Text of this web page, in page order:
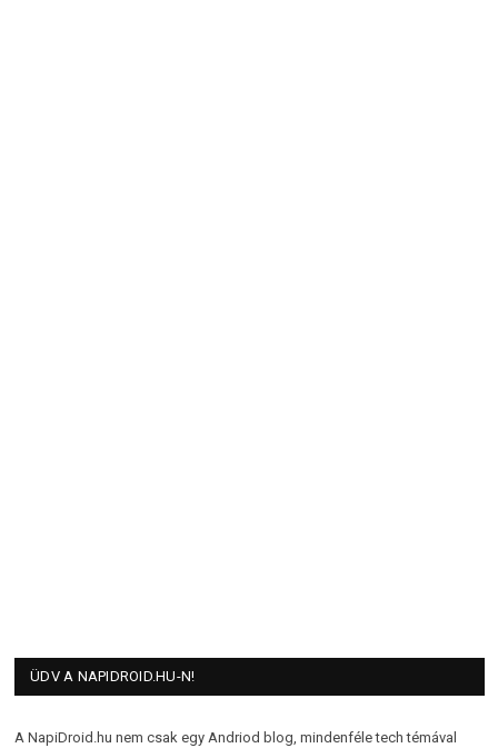
ÜDV A NAPIDROID.HU-N!
A NapiDroid.hu nem csak egy Andriod blog, mindenféle tech témával